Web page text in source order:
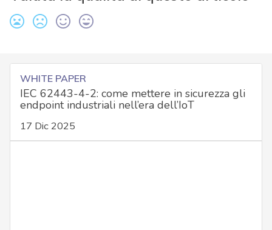
WHITE PAPER
IEC 62443-4-2: come mettere in sicurezza gli
endpoint industriali nell’era dell’IoT
17 Dic 2025